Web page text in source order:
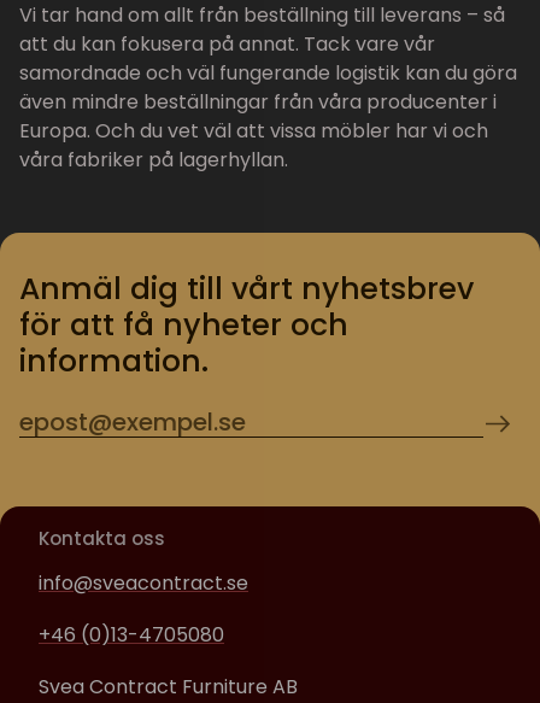
Vi tar hand om allt från beställning till leverans – så
att du kan fokusera på annat. Tack vare vår
samordnade och väl fungerande logistik kan du göra
även mindre beställningar från våra producenter i
Europa. Och du vet väl att vissa möbler har vi och
våra fabriker på lagerhyllan.
Anmäl dig till vårt nyhetsbrev
för att få nyheter och
information.
Kontakta oss
info@sveacontract.se
+46 (0)13-4705080
Svea Contract Furniture AB